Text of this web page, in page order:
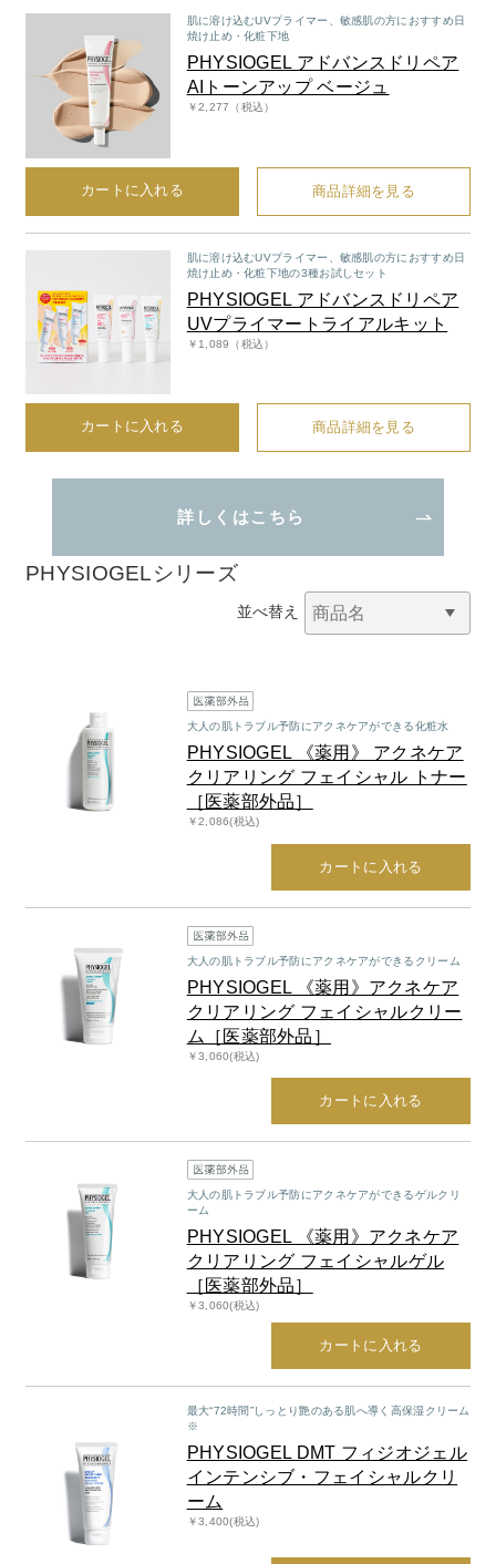
肌に溶け込むUVプライマー、敏感肌の方におすすめ日
焼け止め・化粧下地
PHYSIOGEL アドバンスドリペア
AIトーンアップ ベージュ
￥2,277（税込）
カートに入れる 商品詳細を見る
肌に溶け込むUVプライマー、敏感肌の方におすすめ日
焼け止め・化粧下地の3種お試しセット
PHYSIOGEL アドバンスドリペア
UVプライマートライアルキット
￥1,089（税込）
カートに入れる 商品詳細を見る
詳しくはこちら
PHYSIOGELシリーズ
並べ替え
大人の肌トラブル予防にアクネケアができる化粧水
PHYSIOGEL 《薬用》 アクネケア
クリアリング フェイシャル トナー
［医薬部外品］
￥2,086(税込)
カートに入れる
大人の肌トラブル予防にアクネケアができるクリーム
PHYSIOGEL 《薬用》アクネケア
クリアリング フェイシャルクリー
ム［医薬部外品］
￥3,060(税込)
カートに入れる
大人の肌トラブル予防にアクネケアができるゲルクリ
ーム
PHYSIOGEL 《薬用》アクネケア
クリアリング フェイシャルゲル
［医薬部外品］
￥3,060(税込)
カートに入れる
最大“72時間”しっとり艶のある肌へ導く高保湿クリーム
※
PHYSIOGEL DMT フィジオジェル
インテンシブ・フェイシャルクリ
ーム
￥3,400(税込)